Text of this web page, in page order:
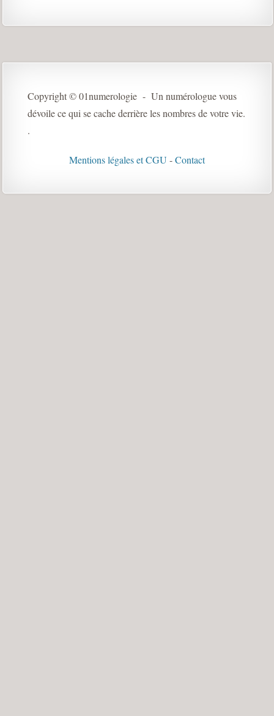
Copyright © 01numerologie - Un numérologue vous
dévoile ce qui se cache derrière les nombres de votre vie.
.
Mentions légales et CGU -Contact